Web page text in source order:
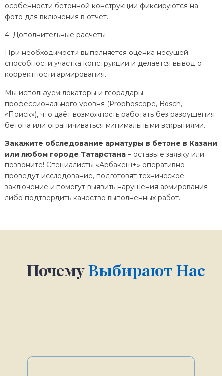
особенности бетонной конструкции фиксируются на
фото для включения в отчёт.
4. Дополнительные расчёты
При необходимости выполняется оценка несущей
способности участка конструкции и делается вывод о
корректности армирования.
Мы используем локаторы и георадары
профессионального уровня (Prophoscope, Bosch,
«Поиск»), что даёт возможность работать без разрушения
бетона или ограничиваться минимальными вскрытиями.
Закажите обследование арматуры в бетоне в Казани
или любом городе Татарстана – оставьте заявку или
позвоните! Специалисты «Арбакеш+» оперативно
проведут исследование, подготовят техническое
заключение и помогут выявить нарушения армирования
либо подтвердить качество выполненных работ.
ПочемуВыбирают Нас